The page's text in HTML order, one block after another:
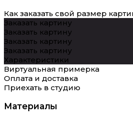
Как заказать свой размер
Заказать картину
Заказать картину
Заказать картину
Заказать картину
Характеристики
Виртуальная примерка
Оплата и доставка
Приехать в студию
Материалы